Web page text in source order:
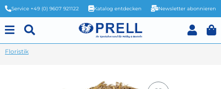
Service +49 (0) 9607 921122 Katalog entdecken Newsletter abonnieren
Floristik